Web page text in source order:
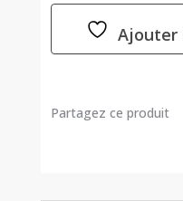
Ajouter
Partagez ce produit